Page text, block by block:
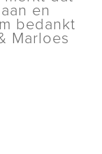
en
bedankt
Marloes